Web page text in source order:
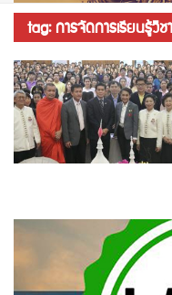
tag: การจัดการเรียนรู้วิ